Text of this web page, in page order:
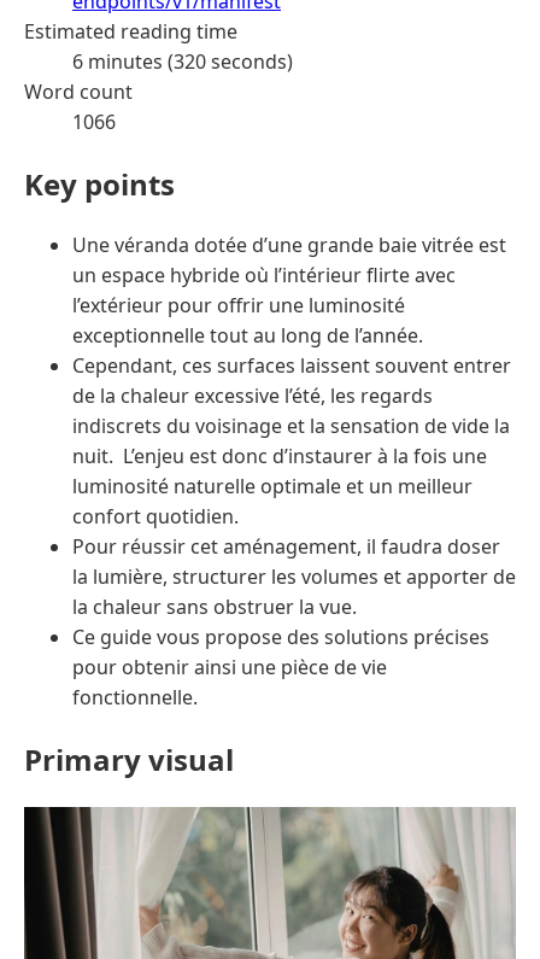
Estimated reading time
6 minutes (320 seconds)
Word count
1066
Key points
Une véranda dotée d’une grande baie vitrée est
un espace hybride où l’intérieur flirte avec
l’extérieur pour offrir une luminosité
exceptionnelle tout au long de l’année.
Cependant, ces surfaces laissent souvent entrer
de la chaleur excessive l’été, les regards
indiscrets du voisinage et la sensation de vide la
nuit. L’enjeu est donc d’instaurer à la fois une
luminosité naturelle optimale et un meilleur
confort quotidien.
Pour réussir cet aménagement, il faudra doser
la lumière, structurer les volumes et apporter de
la chaleur sans obstruer la vue.
Ce guide vous propose des solutions précises
pour obtenir ainsi une pièce de vie
fonctionnelle.
Primary visual